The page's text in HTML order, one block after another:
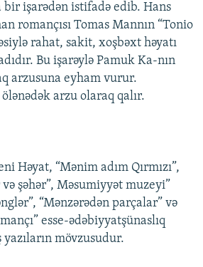
bir işarədən istifadə edib. Hans
romançısı Tomas Mannın “Tonio
rahat, sakit, xoşbəxt həyatı
Bu işarəylə Pamuk Ka-nın
arzusuna eyham vurur.
arzu olaraq qalır.
Həyat, “Mənim adım Qırmızı”,
şəhər”, Məsumiyyət muzeyi”
“Mənzərədən parçalar” və
esse-ədəbiyyatşünaslıq
mövzusudur.